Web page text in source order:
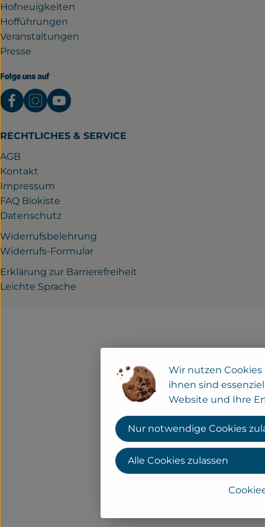
Hofneuigkeiten
Hofführungen
Veranstaltungen
Presse
Folge uns auf
Externer Link zu https://www.facebook.com/
Externer Link zu https://
Externer Link zu https://
RECHTLICHES & SERVICE
AGB
Kontakt
Impressum
FAQ Biokiste
Datenschutz
Widerrufsbelehrung
Widerrufs-Formular
Erklärung zur Barrierefreiheit
Leichte Sprache
Wir nutzen Cookies
ihnen sind
Website und Ihre
Nur notwendige Cookies
Alle Cookies zulassen